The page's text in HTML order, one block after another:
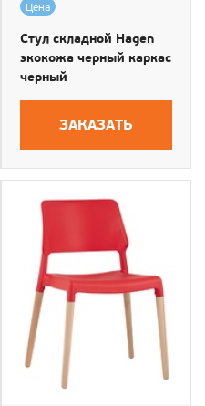
Цена
Стул складной Hagen
экокожа черный каркас
черный
ЗАКАЗАТЬ